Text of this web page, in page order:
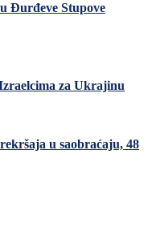
Đurđeve Stupove
za Ukrajinu
u saobraćaju, 48